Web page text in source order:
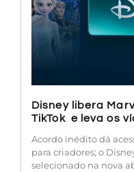
Disney libera
TikTok e leva os
Acordo inédito dá
para criadores; o
selecionado na nova